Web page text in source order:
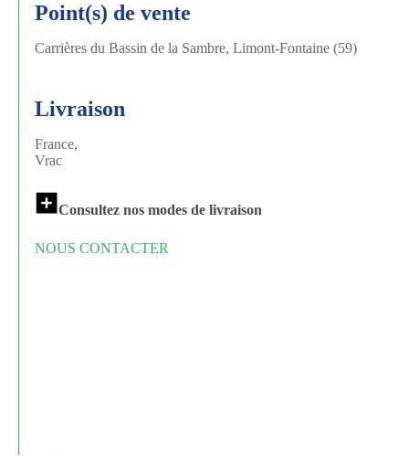
Point(s) de vente
Carrières du Bassin de la Sambre, Limont-Fontaine (59)
Livraison
France,
Vrac
Consultez nos modes de livraison
NOUS CONTACTER